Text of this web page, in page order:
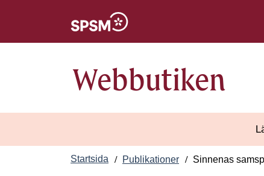
Webbutiken
Startsida Publikationer Sinnenas